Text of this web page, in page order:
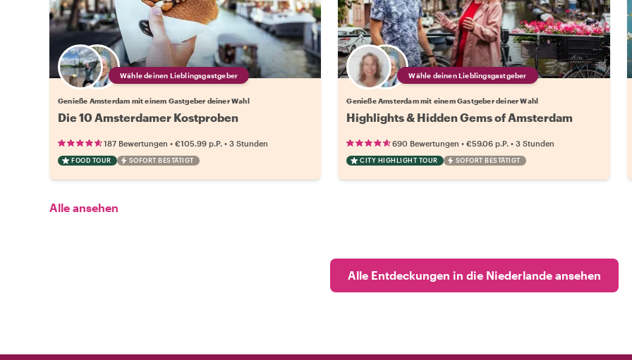
Wähle deinen Lieblingsgastgeber
Genieße Amsterdam mit einem Gastgeber deiner Wahl
Die 10 Amsterdamer Kostproben
187 Bewertungen • €105.99 p.P. • 3 Stunden
FOOD TOUR SOFORT BESTÄTIGT
Wähle deinen Lieblingsgastgeber
Genieße Amsterdam mit einem Gastgeber deiner Wahl
Highlights & Hidden Gems of Amsterdam
690 Bewertungen •€59.06 p.P. •3 Stunden
CITY HIGHLIGHT TOUR SOFORT BESTÄTIGT
Alle ansehen
Alle Entdeckungen in die Niederlande ansehen